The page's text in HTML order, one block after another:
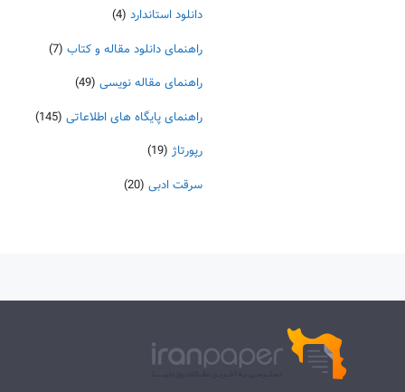
دانلود استاندارد (4)
راهنمای دانلود مقاله و کتاب (7)
راهنمای مقاله نویسی (49)
راهنمای پایگاه های اطلاعاتی (145)
رپورتاژ (19)
سرقت ادبی (20)